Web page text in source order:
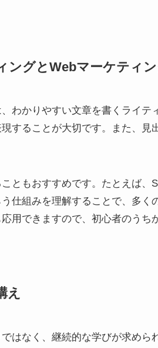
ングとWebマーケティ
わかりやすい文章を書くライテ
することが大切です。また、見
ともおすすめです。たとえば、
仕組みを理解することで、多く
用できますので、初心者のうち
え
はなく、継続的な学びが求めら